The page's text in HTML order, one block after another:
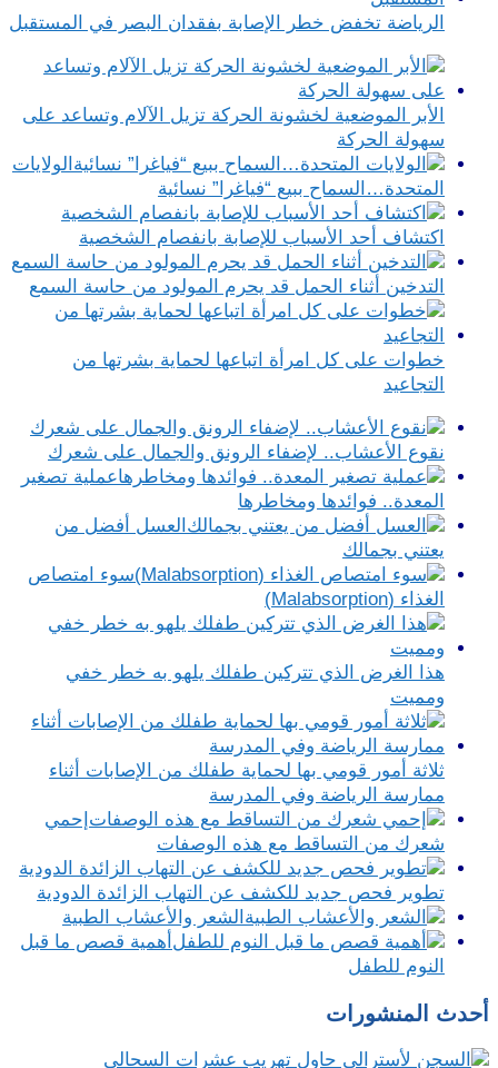
الرياضة تخفض خطر الإصابة بفقدان البصر في المستقبل
الأبر الموضعية لخشونة الحركة تزيل الآلام وتساعد على
سهولة الحركة
الولايات
المتحدة…السماح ببيع “فياغرا” نسائية
اكتشاف أحد الأسباب للإصابة بانفصام الشخصية
التدخين أثناء الحمل قد يحرم المولود من حاسة السمع
خطوات على كل امرأة اتباعها لحماية بشرتها من
التجاعيد
نقوع الأعشاب.. لإضفاء الرونق والجمال على شعرك
عملية تصغير
المعدة.. فوائدها ومخاطرها
العسل أفضل من
يعتني بجمالك
سوء امتصاص
الغذاء (Malabsorption)
هذا الغرض الذي تتركين طفلك يلهو به خطر خفي
ومميت
ثلاثة أمور قومي بها لحماية طفلك من الإصابات أثناء
ممارسة الرياضة وفي المدرسة
إحمي
شعرك من التساقط مع هذه الوصفات
تطوير فحص جديد للكشف عن التهاب الزائدة الدودية
الشعر والأعشاب الطبية
أهمية قصص ما قبل
النوم للطفل
أحدث المنشورات